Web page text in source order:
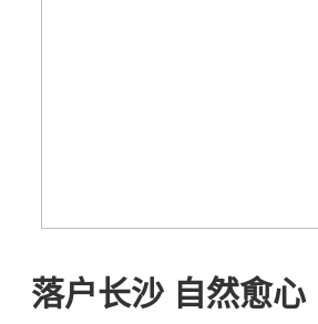
落户长沙 自然愈心